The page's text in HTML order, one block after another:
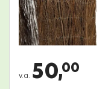
v.a. 50,00